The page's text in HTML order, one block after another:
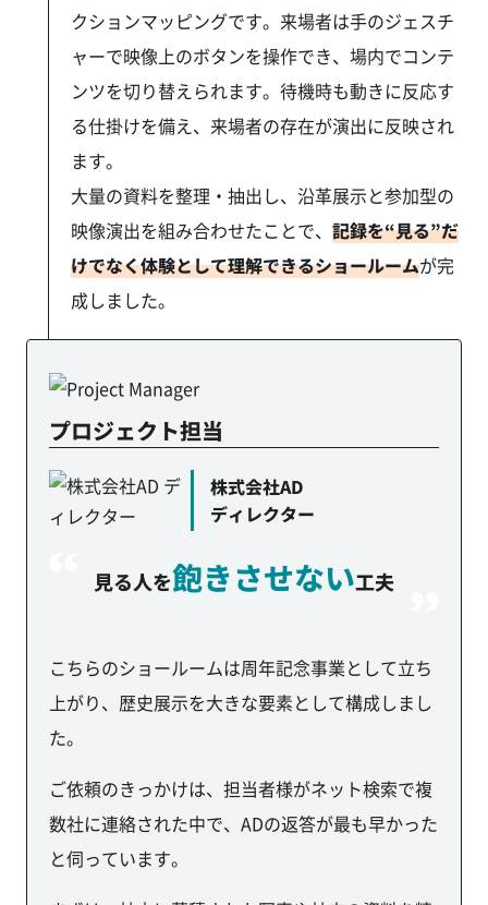
クションマッピングです。来場者は手のジェスチ
ャーで映像上のボタンを操作でき、場内でコンテ
ンツを切り替えられます。待機時も動きに反応す
る仕掛けを備え、来場者の存在が演出に反映され
ます。
大量の資料を整理・抽出し、沿革展示と参加型の
映像演出を組み合わせたことで、 記録を“見る”だ
けでなく体験として理解できるショールームが完
成しました。
プロジェクト担当
株式会社AD
ディレクター
見る人を飽きさせない工夫
こちらのショールームは周年記念事業として立ち
上がり、歴史展示を大きな要素として構成しまし
た。
ご依頼のきっかけは、担当者様がネット検索で複
数社に連絡された中で、ADの返答が最も早かった
と伺っています。